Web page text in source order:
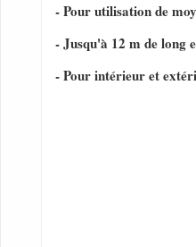
- Pour utilisation de
- Jusqu'à 12 m de long
- Pour intérieur et